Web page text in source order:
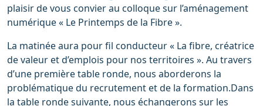
plaisir de vous convier au colloque sur l’aménagement
numérique « Le Printemps de la Fibre ».
La matinée aura pour fil conducteur « La fibre, créatrice
de valeur et d’emplois pour nos territoires ». Au travers
d’une première table ronde, nous aborderons la
problématique du recrutement et de la formation.Dans
la table ronde suivante, nous échangerons sur les